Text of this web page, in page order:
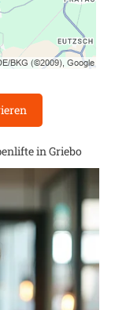
inGriebo